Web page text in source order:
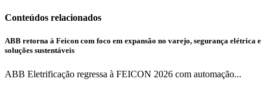
Conteúdos relacionados
ABB retorna à Feicon com foco em expansão no varejo, segurança elétrica e
soluções sustentáveis
ABB Eletrificação regressa à FEICON 2026 com automação...